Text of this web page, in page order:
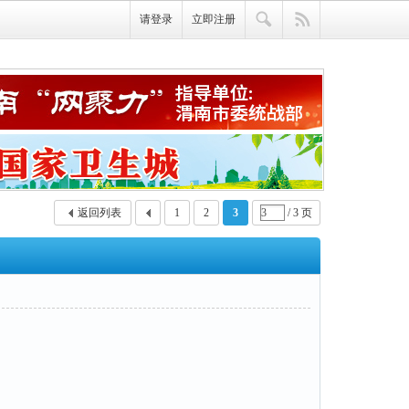
请登录 立即注册
1 2 3 / 3 页
返回列表